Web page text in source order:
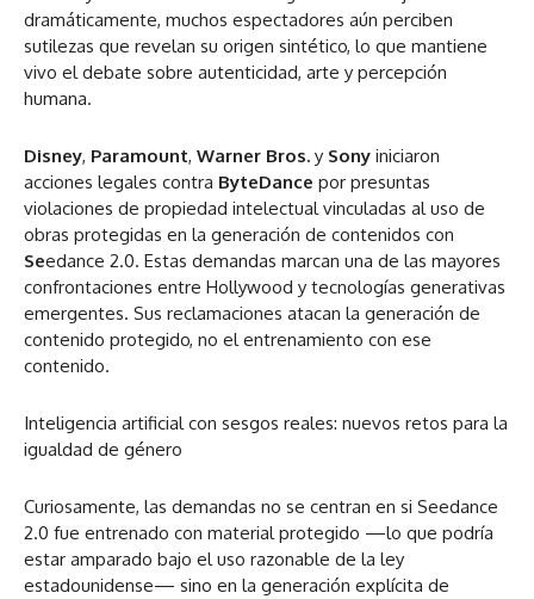
dramáticamente, muchos espectadores aún perciben
sutilezas que revelan su origen sintético, lo que mantiene
vivo el debate sobre autenticidad, arte y percepción
humana.
Disney, Paramount, Warner Bros. y Sony iniciaron
acciones legales contra ByteDance por presuntas
violaciones de propiedad intelectual vinculadas al uso de
obras protegidas en la generación de contenidos con
Seedance 2.0. Estas demandas marcan una de las mayores
confrontaciones entre Hollywood y tecnologías generativas
emergentes. Sus reclamaciones atacan la generación de
contenido protegido, no el entrenamiento con ese
contenido.
Inteligencia artificial con sesgos reales: nuevos retos para la
igualdad de género
Curiosamente, las demandas no se centran en si Seedance
2.0 fue entrenado con material protegido —lo que podría
estar amparado bajo el uso razonable de la ley
estadounidense— sino en la generación explícita de